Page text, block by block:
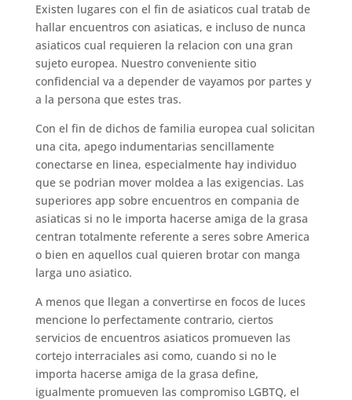
Existen lugares con el fin de asiaticos cual tratab de
hallar encuentros con asiaticas, e incluso de nunca
asiaticos cual requieren la relacion con una gran
sujeto europea. Nuestro conveniente sitio
confidencial va a depender de vayamos por partes y
a la persona que estes tras.
Con el fin de dichos de familia europea cual solicitan
una cita, apego indumentarias sencillamente
conectarse en linea, especialmente hay individuo
que se podri­an mover moldea a las exigencias. Las
superiores app sobre encuentros en compania de
asiaticas si no le importa hacerse amiga de la grasa
centran totalmente referente a seres sobre America
o bien en aquellos cual quieren brotar con manga
larga uno asiatico.
A menos que llegan a convertirse en focos de luces
mencione lo perfectamente contrario, ciertos
servicios de encuentros asiaticos promueven las
cortejo interraciales asi­ como, cuando si no le
importa hacerse amiga de la grasa define,
igualmente promueven las compromiso LGBTQ, el